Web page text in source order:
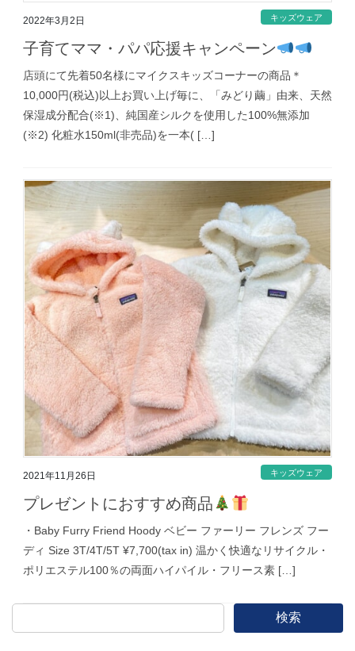
2022年3月2日 キッズウェア
子育てママ・パパ応援キャンペーン
店頭にて先着50名様にマイクスキッズコーナーの商品＊
10,000円(税込)以上お買い上げ毎に、「みどり繭」由来、天然
保湿成分配合(※1)、純国産シルクを使用した100%無添加
(※2) 化粧水150ml(非売品)を一本( […]
2021年11月26日 キッズウェア
プレゼントにおすすめ商品
・Baby Furry Friend Hoody ベビー ファーリー フレンズ フー
ディ Size 3T/4T/5T ¥7,700(tax in) 温かく快適なリサイクル・
ポリエステル100％の両面ハイパイル・フリース素 […]
検索